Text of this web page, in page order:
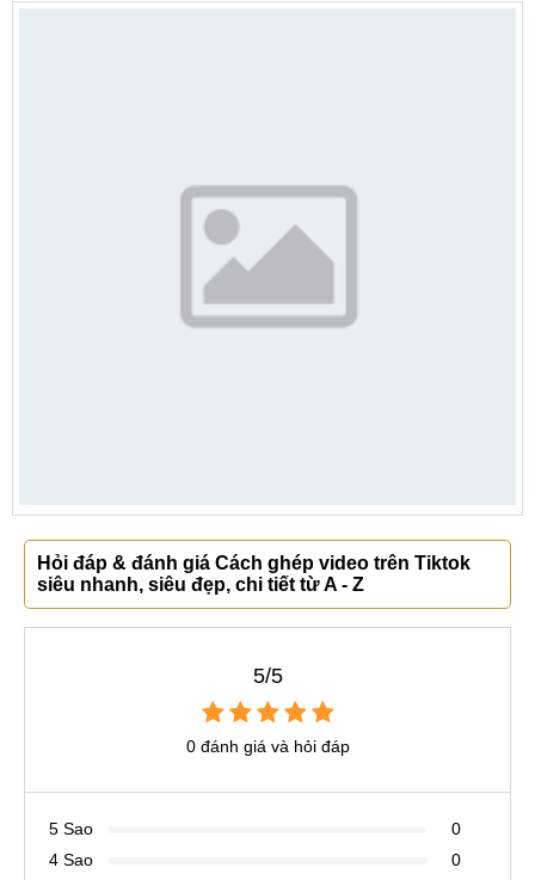
Hỏi đáp & đánh giá Cách ghép video trên Tiktok
siêu nhanh, siêu đẹp, chi tiết từ A - Z
5/5
0 đánh giá và hỏi đáp
5 Sao
0
4 Sao
0